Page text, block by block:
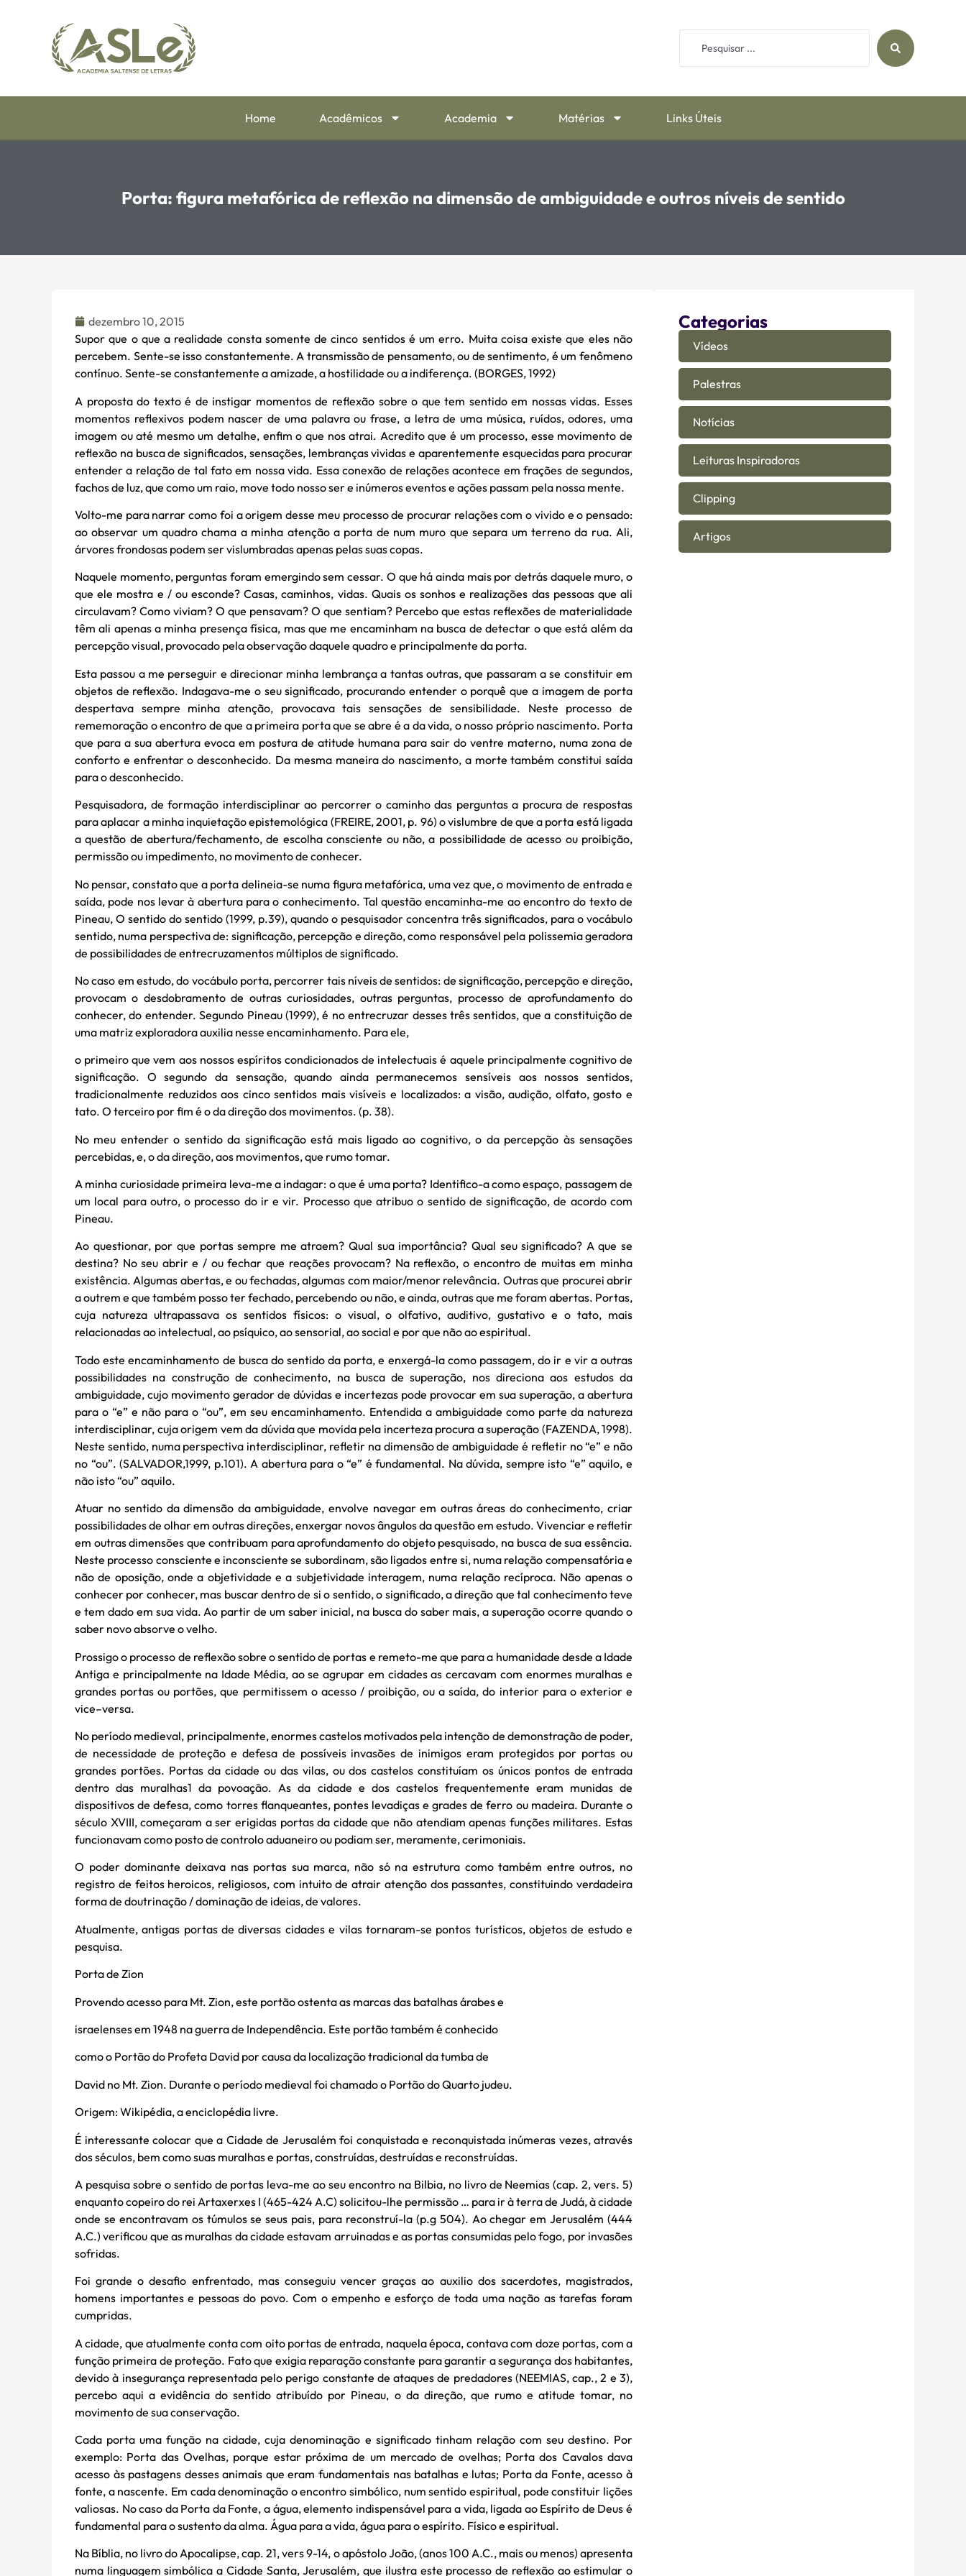
Home Acadêmicos Academia Matérias Links Úteis
Porta: figura metafórica de reflexão na dimensão de ambiguidade e outros níveis de sentido
dezembro 10, 2015
Supor que o que a realidade consta somente de cinco sentidos é um erro. Muita coisa existe que eles não
percebem. Sente-se isso constantemente. A transmissão de pensamento, ou de sentimento, é um fenômeno
contínuo. Sente-se constantemente a amizade, a hostilidade ou a indiferença. (BORGES, 1992)
A proposta do texto é de instigar momentos de reflexão sobre o que tem sentido em nossas vidas. Esses
momentos reflexivos podem nascer de uma palavra ou frase, a letra de uma música, ruídos, odores, uma
imagem ou até mesmo um detalhe, enfim o que nos atrai. Acredito que é um processo, esse movimento de
reflexão na busca de significados, sensações, lembranças vividas e aparentemente esquecidas para procurar
entender a relação de tal fato em nossa vida. Essa conexão de relações acontece em frações de segundos,
fachos de luz, que como um raio, move todo nosso ser e inúmeros eventos e ações passam pela nossa mente.
Volto-me para narrar como foi a origem desse meu processo de procurar relações com o vivido e o pensado:
ao observar um quadro chama a minha atenção a porta de num muro que separa um terreno da rua. Ali,
árvores frondosas podem ser vislumbradas apenas pelas suas copas.
Naquele momento, perguntas foram emergindo sem cessar. O que há ainda mais por detrás daquele muro, o
que ele mostra e / ou esconde? Casas, caminhos, vidas. Quais os sonhos e realizações das pessoas que ali
circulavam? Como viviam? O que pensavam? O que sentiam? Percebo que estas reflexões de materialidade
têm ali apenas a minha presença física, mas que me encaminham na busca de detectar o que está além da
percepção visual, provocado pela observação daquele quadro e principalmente da porta.
Esta passou a me perseguir e direcionar minha lembrança a tantas outras, que passaram a se constituir em
objetos de reflexão. Indagava-me o seu significado, procurando entender o porquê que a imagem de porta
despertava sempre minha atenção, provocava tais sensações de sensibilidade. Neste processo de
rememoração o encontro de que a primeira porta que se abre é a da vida, o nosso próprio nascimento. Porta
que para a sua abertura evoca em postura de atitude humana para sair do ventre materno, numa zona de
conforto e enfrentar o desconhecido. Da mesma maneira do nascimento, a morte também constitui saída
para o desconhecido.
Pesquisadora, de formação interdisciplinar ao percorrer o caminho das perguntas a procura de respostas
para aplacar a minha inquietação epistemológica (FREIRE, 2001, p. 96) o vislumbre de que a porta está ligada
a questão de abertura/fechamento, de escolha consciente ou não, a possibilidade de acesso ou proibição,
permissão ou impedimento, no movimento de conhecer.
No pensar, constato que a porta delineia-se numa figura metafórica, uma vez que, o movimento de entrada e
saída, pode nos levar à abertura para o conhecimento. Tal questão encaminha-me ao encontro do texto de
Pineau, O sentido do sentido (1999, p.39), quando o pesquisador concentra três significados, para o vocábulo
sentido, numa perspectiva de: significação, percepção e direção, como responsável pela polissemia geradora
de possibilidades de entrecruzamentos múltiplos de significado.
No caso em estudo, do vocábulo porta, percorrer tais níveis de sentidos: de significação, percepção e direção,
provocam o desdobramento de outras curiosidades, outras perguntas, processo de aprofundamento do
conhecer, do entender. Segundo Pineau (1999), é no entrecruzar desses três sentidos, que a constituição de
uma matriz exploradora auxilia nesse encaminhamento. Para ele,
o primeiro que vem aos nossos espíritos condicionados de intelectuais é aquele principalmente cognitivo de
significação. O segundo da sensação, quando ainda permanecemos sensíveis aos nossos sentidos,
tradicionalmente reduzidos aos cinco sentidos mais visíveis e localizados: a visão, audição, olfato, gosto e
tato. O terceiro por fim é o da direção dos movimentos. (p. 38).
No meu entender o sentido da significação está mais ligado ao cognitivo, o da percepção às sensações
percebidas, e, o da direção, aos movimentos, que rumo tomar.
A minha curiosidade primeira leva-me a indagar: o que é uma porta? Identifico-a como espaço, passagem de
um local para outro, o processo do ir e vir. Processo que atribuo o sentido de significação, de acordo com
Pineau.
Ao questionar, por que portas sempre me atraem? Qual sua importância? Qual seu significado? A que se
destina? No seu abrir e / ou fechar que reações provocam? Na reflexão, o encontro de muitas em minha
existência. Algumas abertas, e ou fechadas, algumas com maior/menor relevância. Outras que procurei abrir
a outrem e que também posso ter fechado, percebendo ou não, e ainda, outras que me foram abertas. Portas,
cuja natureza ultrapassava os sentidos físicos: o visual, o olfativo, auditivo, gustativo e o tato, mais
relacionadas ao intelectual, ao psíquico, ao sensorial, ao social e por que não ao espiritual.
Todo este encaminhamento de busca do sentido da porta, e enxergá-la como passagem, do ir e vir a outras
possibilidades na construção de conhecimento, na busca de superação, nos direciona aos estudos da
ambiguidade, cujo movimento gerador de dúvidas e incertezas pode provocar em sua superação, a abertura
para o “e” e não para o “ou”, em seu encaminhamento. Entendida a ambiguidade como parte da natureza
interdisciplinar, cuja origem vem da dúvida que movida pela incerteza procura a superação (FAZENDA, 1998).
Neste sentido, numa perspectiva interdisciplinar, refletir na dimensão de ambiguidade é refletir no “e” e não
no “ou”. (SALVADOR,1999, p.101). A abertura para o “e” é fundamental. Na dúvida, sempre isto “e” aquilo, e
não isto “ou” aquilo.
Atuar no sentido da dimensão da ambiguidade, envolve navegar em outras áreas do conhecimento, criar
possibilidades de olhar em outras direções, enxergar novos ângulos da questão em estudo. Vivenciar e refletir
em outras dimensões que contribuam para aprofundamento do objeto pesquisado, na busca de sua essência.
Neste processo consciente e inconsciente se subordinam, são ligados entre si, numa relação compensatória e
não de oposição, onde a objetividade e a subjetividade interagem, numa relação recíproca. Não apenas o
conhecer por conhecer, mas buscar dentro de si o sentido, o significado, a direção que tal conhecimento teve
e tem dado em sua vida. Ao partir de um saber inicial, na busca do saber mais, a superação ocorre quando o
saber novo absorve o velho.
Prossigo o processo de reflexão sobre o sentido de portas e remeto-me que para a humanidade desde a Idade
Antiga e principalmente na Idade Média, ao se agrupar em cidades as cercavam com enormes muralhas e
grandes portas ou portões, que permitissem o acesso / proibição, ou a saída, do interior para o exterior e
vice–versa.
No período medieval, principalmente, enormes castelos motivados pela intenção de demonstração de poder,
de necessidade de proteção e defesa de possíveis invasões de inimigos eram protegidos por portas ou
grandes portões. Portas da cidade ou das vilas, ou dos castelos constituíam os únicos pontos de entrada
dentro das muralhas1 da povoação. As da cidade e dos castelos frequentemente eram munidas de
dispositivos de defesa, como torres flanqueantes, pontes levadiças e grades de ferro ou madeira. Durante o
século XVIII, começaram a ser erigidas portas da cidade que não atendiam apenas funções militares. Estas
funcionavam como posto de controlo aduaneiro ou podiam ser, meramente, cerimoniais.
O poder dominante deixava nas portas sua marca, não só na estrutura como também entre outros, no
registro de feitos heroicos, religiosos, com intuito de atrair atenção dos passantes, constituindo verdadeira
forma de doutrinação / dominação de ideias, de valores.
Atualmente, antigas portas de diversas cidades e vilas tornaram-se pontos turísticos, objetos de estudo e
pesquisa.
Porta de Zion
Provendo acesso para Mt. Zion, este portão ostenta as marcas das batalhas árabes e
israelenses em 1948 na guerra de Independência. Este portão também é conhecido
como o Portão do Profeta David por causa da localização tradicional da tumba de
David no Mt. Zion. Durante o período medieval foi chamado o Portão do Quarto judeu.
Origem: Wikipédia, a enciclopédia livre.
É interessante colocar que a Cidade de Jerusalém foi conquistada e reconquistada inúmeras vezes, através
dos séculos, bem como suas muralhas e portas, construídas, destruídas e reconstruídas.
A pesquisa sobre o sentido de portas leva-me ao seu encontro na Bilbia, no livro de Neemias (cap. 2, vers. 5)
enquanto copeiro do rei Artaxerxes I (465-424 A.C) solicitou-lhe permissão … para ir à terra de Judá, à cidade
onde se encontravam os túmulos se seus pais, para reconstruí-la (p.g 504). Ao chegar em Jerusalém (444
A.C.) verificou que as muralhas da cidade estavam arruinadas e as portas consumidas pelo fogo, por invasões
sofridas.
Foi grande o desafio enfrentado, mas conseguiu vencer graças ao auxilio dos sacerdotes, magistrados,
homens importantes e pessoas do povo. Com o empenho e esforço de toda uma nação as tarefas foram
cumpridas.
A cidade, que atualmente conta com oito portas de entrada, naquela época, contava com doze portas, com a
função primeira de proteção. Fato que exigia reparação constante para garantir a segurança dos habitantes,
devido à insegurança representada pelo perigo constante de ataques de predadores (NEEMIAS, cap., 2 e 3),
percebo aqui a evidência do sentido atribuído por Pineau, o da direção, que rumo e atitude tomar, no
movimento de sua conservação.
Cada porta uma função na cidade, cuja denominação e significado tinham relação com seu destino. Por
exemplo: Porta das Ovelhas, porque estar próxima de um mercado de ovelhas; Porta dos Cavalos dava
acesso às pastagens desses animais que eram fundamentais nas batalhas e lutas; Porta da Fonte, acesso à
fonte, a nascente. Em cada denominação o encontro simbólico, num sentido espiritual, pode constituir lições
valiosas. No caso da Porta da Fonte, a água, elemento indispensável para a vida, ligada ao Espírito de Deus é
fundamental para o sustento da alma. Água para a vida, água para o espírito. Físico e espiritual.
Na Bíblia, no livro do Apocalipse, cap. 21, vers 9-14, o apóstolo João, (anos 100 A.C., mais ou menos) apresenta
numa linguagem simbólica a Cidade Santa, Jerusalém, que ilustra este processo de reflexão ao estimular o
Categorias
Vídeos
Palestras
Notícias
Leituras Inspiradoras
Clipping
Artigos